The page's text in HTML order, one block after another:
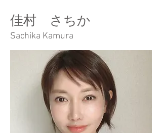
佳村 さちか
Sachika Kamura